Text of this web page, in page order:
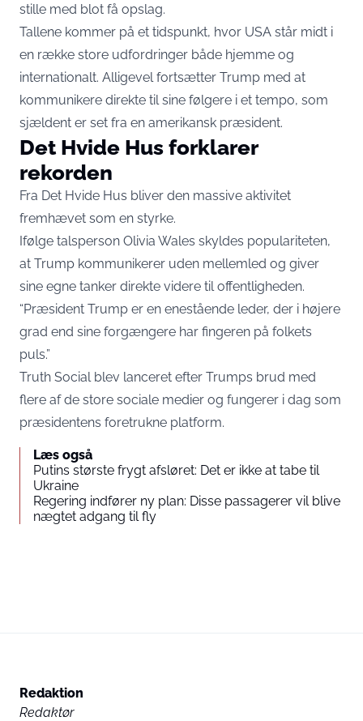
stille med blot få opslag.
Tallene kommer på et tidspunkt, hvor USA står midt i
en række store udfordringer både hjemme og
internationalt. Alligevel fortsætter Trump med at
kommunikere direkte til sine følgere i et tempo, som
sjældent er set fra en amerikansk præsident.
Det Hvide Hus forklarer
rekorden
Fra Det Hvide Hus bliver den massive aktivitet
fremhævet som en styrke.
Ifølge talsperson Olivia Wales skyldes populariteten,
at Trump kommunikerer uden mellemled og giver
sine egne tanker direkte videre til offentligheden.
“Præsident Trump er en enestående leder, der i højere
grad end sine forgængere har fingeren på folkets
puls.”
Truth Social blev lanceret efter Trumps brud med
flere af de store sociale medier og fungerer i dag som
præsidentens foretrukne platform.
Læs også
Putins største frygt afsløret: Det er ikke at tabe til
Ukraine
Regering indfører ny plan: Disse passagerer vil blive
nægtet adgang til fly
Redaktion
Redaktør